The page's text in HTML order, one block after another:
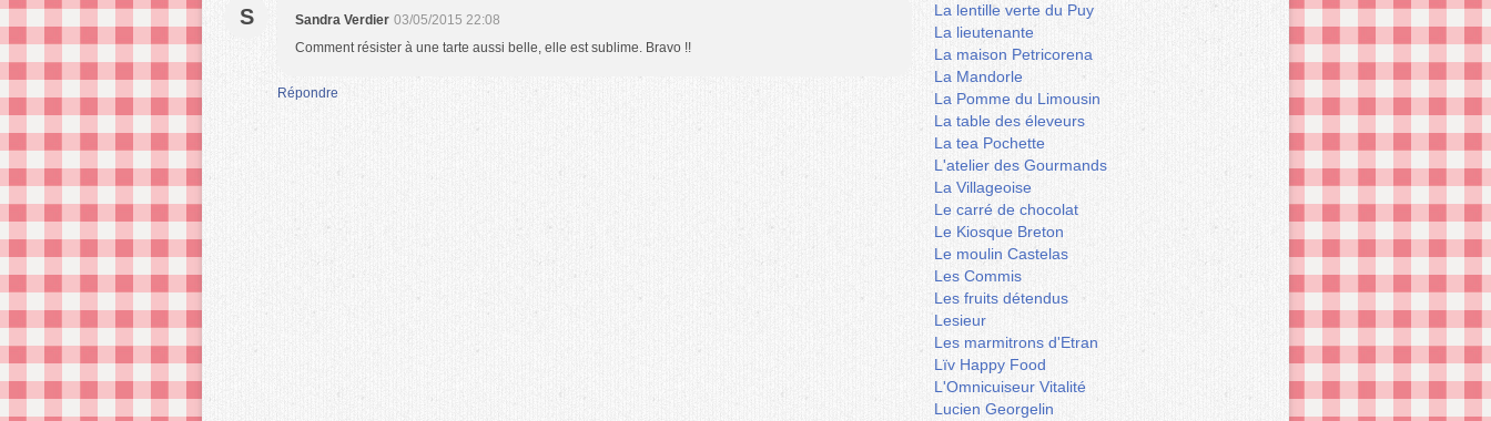
S Sandra Verdier 03/05/2015 22:08
Comment résister à une tarte aussi belle, elle est sublime. Bravo !!
Répondre
La lentille verte du Puy
La lieutenante
La maison Petricorena
La Mandorle
La Pomme du Limousin
La table des éleveurs
La tea Pochette
L'atelier des Gourmands
La Villageoise
Le carré de chocolat
Le Kiosque Breton
Le moulin Castelas
Les Commis
Les fruits détendus
Lesieur
Les marmitrons d'Etran
Lïv Happy Food
L'Omnicuiseur Vitalité
Lucien Georgelin